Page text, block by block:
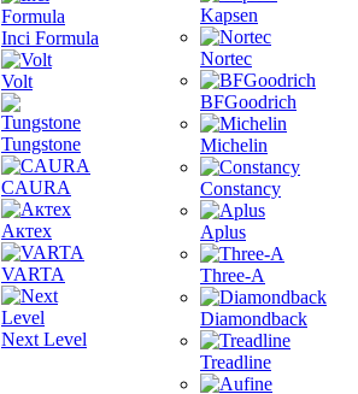
Inci Formula
Volt
Tungstone
CAURA
Актех
VARTA
Next Level
Kapsen
Nortec
BFGoodrich
Michelin
Constancy
Aplus
Three-A
Diamondback
Treadline